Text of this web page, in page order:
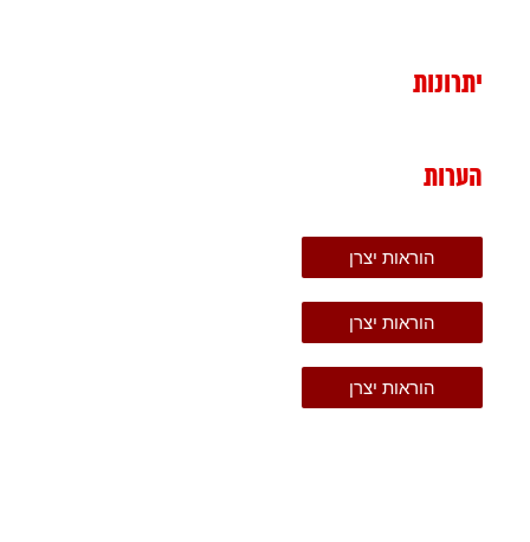
יתרונות
הערות
הוראות יצרן
הוראות יצרן
הוראות יצרן